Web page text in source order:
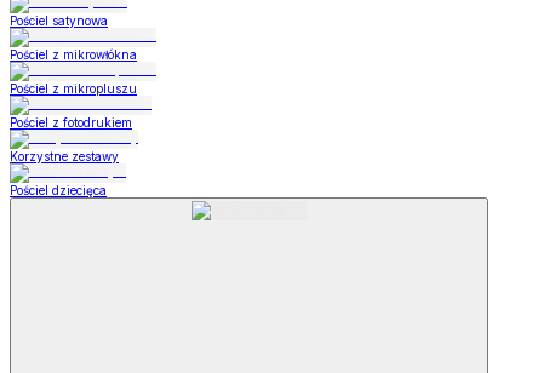
Pościel satynowa
Pościel z mikrowłókna
Pościel z mikropluszu
Pościel z fotodrukiem
Korzystne zestawy
Pościel dziecięca